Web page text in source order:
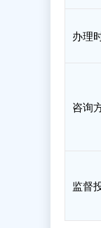
办理
咨询
监督